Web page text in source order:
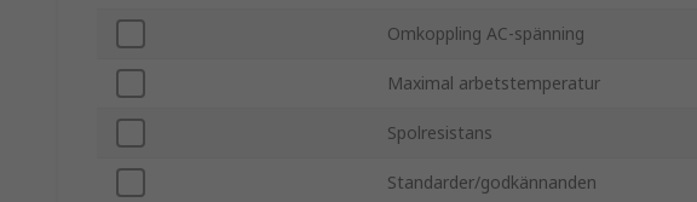
Omkoppling AC-spänning
Maximal arbetstemperatur
Spolresistans
Standarder/godkännanden